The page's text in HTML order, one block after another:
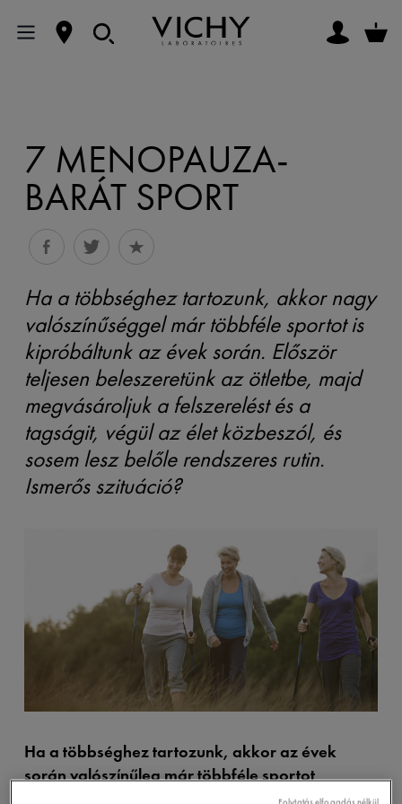
7 MENOPAUZA-
BARÁT SPORT
Ha a többséghez tartozunk, akkor nagy
valószínűséggel már többféle sportot is
kipróbáltunk az évek során. Először
teljesen beleszeretünk az ötletbe, majd
megvásároljuk a felszerelést és a
tagságit, végül az élet közbeszól, és
sosem lesz belőle rendszeres rutin.
Ismerős szituáció?
Ha a többséghez tartozunk, akkor az évek
során valószínűleg már többféle sportot
kipróbáltunk. Először imádjuk az ötletet, majd